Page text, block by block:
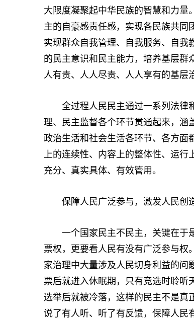
大限度凝聚起中华民族的智慧和力量
主的自豪感责任感，实现各民族共同
实现群众自我管理、自我服务、自我
的民主意识和民主能力，培养基层群
人有责、人人尽责、人人享有的基层
全过程人民民主通过一系列法律
理、民主监督各个环节贯通起来，涵
政治生活和社会生活各环节、各方面
上的连续性、内容上的整体性、运行
充分、真实具体、有效管用。
保障人民广泛参与，激发人民创
一个国家民主不民主，关键在于
票权，更要看人民有没有广泛参与权
家治理中大量涉及人民切身利益的问
票后就进入休眠期，只有竞选时聆听
选举后就被冷落，这样的民主不是真
说了有人听、听了有反馈，保障人民